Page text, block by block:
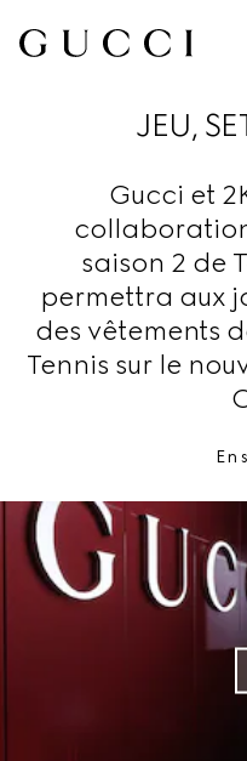
JEU,
Gucci et
saison 2 de
permettra aux
des vêtements
Tennis sur le
En